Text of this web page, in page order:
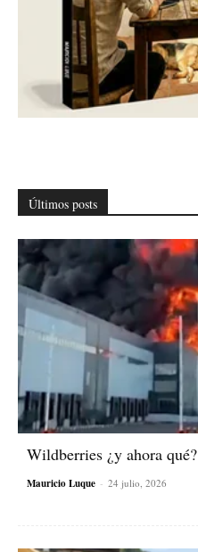
Últimos posts
Wildberries ¿y ahora qué?
Mauricio Luque - 24 julio, 2026